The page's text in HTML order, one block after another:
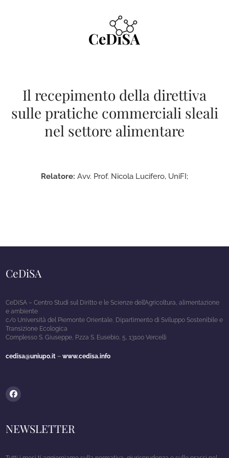
Il recepimento della direttiva
sulle pratiche commerciali sleali
nel settore alimentare
Relatore: Avv. Prof. Nicola Lucifero, UniFI;
CeDiSA
CeDiSA – Centro Studi sul Diritto e le Scienze dell’Agricoltura, alimentazione
e ambiente
c/o Università del Piemonte Orientale, Dipartimento di Sviluppo Sostenibile e
Transizione Ecologica
Complesso S. Giuseppe, P.zza S. Eusebio, 5, 13100 Vercelli
cedisa@uniupo.it –www.cedisa.info
Facebook
NEWSLETTER